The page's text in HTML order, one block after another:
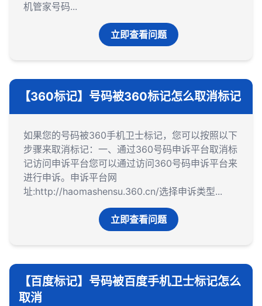
机管家号码...
立即查看问题
【360标记】号码被360标记怎么取消标记
如果您的号码被360手机卫士标记，您可以按照以下
步骤来取消标记：一、通过360号码申诉平台取消标
记‌访问申诉平台‌您可以通过访问360号码申诉平台来
进行申诉。申诉平台网
址:http://haomashensu.360.cn/‌选择申诉类型‌...
立即查看问题
【百度标记】号码被百度手机卫士标记怎么
取消